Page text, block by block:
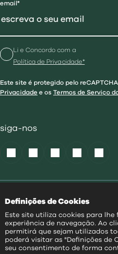
Definições de Cookies
Este site utiliza cookies para lhe
experiência de navegação. Ao
permitirá que sejam utilizados
poderá visitar as "Definições de
seu consentimento de forma
email*
Li e Concordo com a
Política de Privacidade*
Este site é protegido pelo
Privacidade e os Termos de Serviço
siga-nos
Política
Aviso
Mapa do